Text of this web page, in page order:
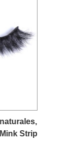
Strip